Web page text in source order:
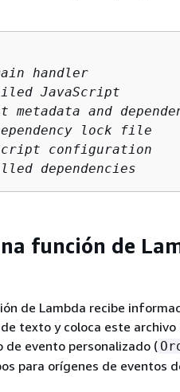
handler
JavaScript
metadata and
lock file
configuration
dependencies
función de
de Lambda recibe
texto y coloca este archivo
de evento personalizado (
para orígenes de eventos